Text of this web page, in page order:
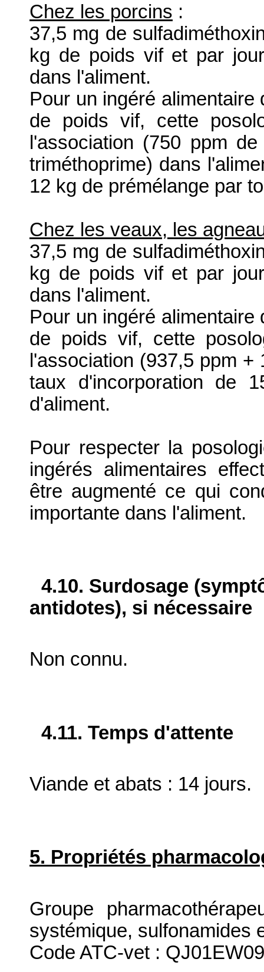
Chez les porcins :
37,5 mg de
kg de poids vif et par
dans l'aliment.
Pour un ingéré
de poids vif, cette
l'association (750 ppm
triméthoprime) dans
12 kg de prémélange par
Chez les veaux, les
37,5 mg de
kg de poids vif et par
dans l'aliment.
Pour un ingéré
de poids vif, cette
l'association (937,5 ppm
taux d'incorporation de
d'aliment.
Pour respecter la
ingérés alimentaires
être augmenté ce qui
importante dans l'aliment.
4.10. Surdosage
antidotes), si nécessaire
Non connu.
4.11. Temps d'attente
Viande et abats : 14 jours.
5. Propriétés
Groupe
systémique, sulfonamides
Code ATC-vet :